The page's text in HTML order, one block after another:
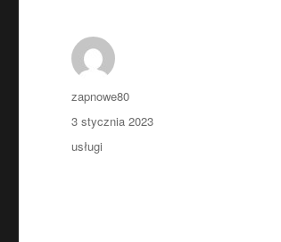
Autor
zapnowe80
Data
publikacji
3 stycznia 2023
Kategorie
usługi